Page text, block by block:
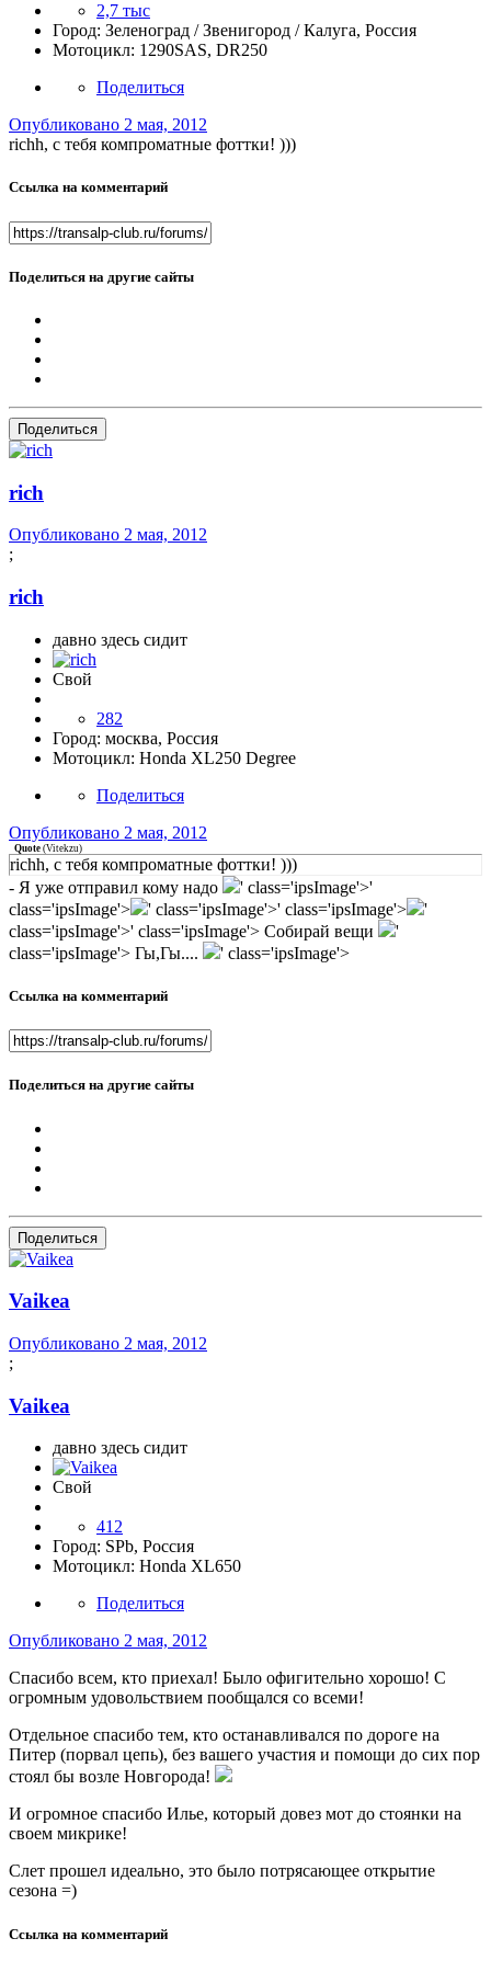
2,7 тыс
Город: Зеленоград / Звенигород / Калуга, Россия
Мотоцикл: 1290SAS, DR250
Поделиться
Опубликовано 2 мая, 2012
richh, с тебя компроматные фоттки! )))
Ссылка на комментарий
Поделиться на другие сайты
Поделиться
rich
Опубликовано 2 мая, 2012
;
rich
давно здесь сидит
Свой
282
Город: москва, Россия
Мотоцикл: Honda XL250 Degree
Поделиться
Опубликовано 2 мая, 2012
Quote (Vitekzu)
richh, с тебя компроматные фоттки! )))
- Я уже отправил кому надо
' class='ipsImage'>'
class='ipsImage'>
' class='ipsImage'>' class='ipsImage'>
'
class='ipsImage'>' class='ipsImage'> Собирай вещи
'
class='ipsImage'> Гы,Гы.... ' class='ipsImage'>
Ссылка на комментарий
Поделиться на другие сайты
Поделиться
Vaikea
Опубликовано 2 мая, 2012
;
Vaikea
давно здесь сидит
Свой
412
Город: SPb, Россия
Мотоцикл: Honda XL650
Поделиться
Опубликовано 2 мая, 2012
Спасибо всем, кто приехал! Было офигительно хорошо! С
огромным удовольствием пообщался со всеми!
Отдельное спасибо тем, кто останавливался по дороге на
Питер (порвал цепь), без вашего участия и помощи до сих пор
стоял бы возле Новгорода!
И огромное спасибо Илье, который довез мот до стоянки на
своем микрике!
Слет прошел идеально, это было потрясающее открытие
сезона =)
Ссылка на комментарий